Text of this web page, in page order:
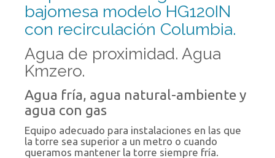
bajomesa modelo HG120IN
con recirculación Columbia.
Agua de proximidad. Agua
Kmzero.
Agua fría, agua natural-ambiente y
agua con gas
Equipo adecuado para instalaciones en las que
la torre sea superior a un metro o cuando
queramos mantener la torre siempre fría.